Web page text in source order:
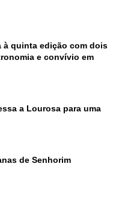
à quinta edição com dois
e convívio em
a Lourosa para uma
de Senhorim